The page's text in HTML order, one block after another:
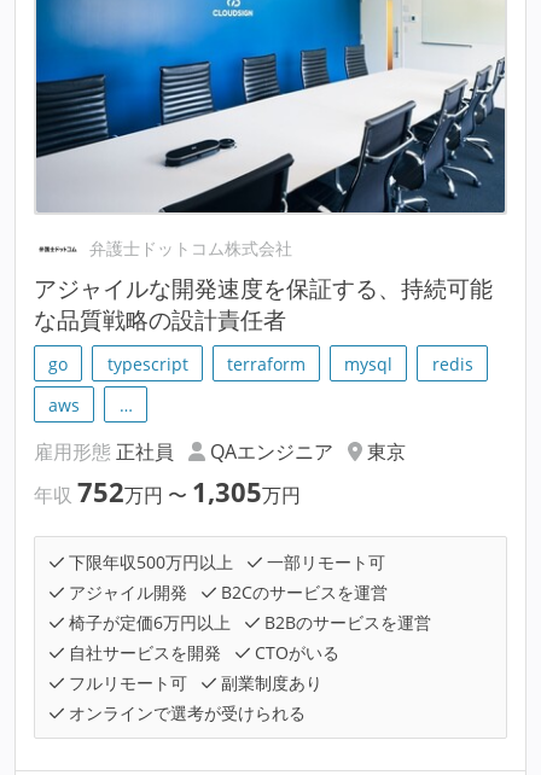
弁護士ドットコム株式会社
アジャイルな開発速度を保証する、持続可能
な品質戦略の設計責任者
go typescript terraform mysql
redis
aws
…
雇用形態 正社員 QAエンジニア
東京
年収 752万円 〜 1,305万円
下限年収500万円以上
一部リモート可
アジャイル開発
B2Cのサービスを運営
椅子が定価6万円以上
B2Bのサービスを運営
自社サービスを開発
CTOがいる
フルリモート可
副業制度あり
オンラインで選考が受けられる